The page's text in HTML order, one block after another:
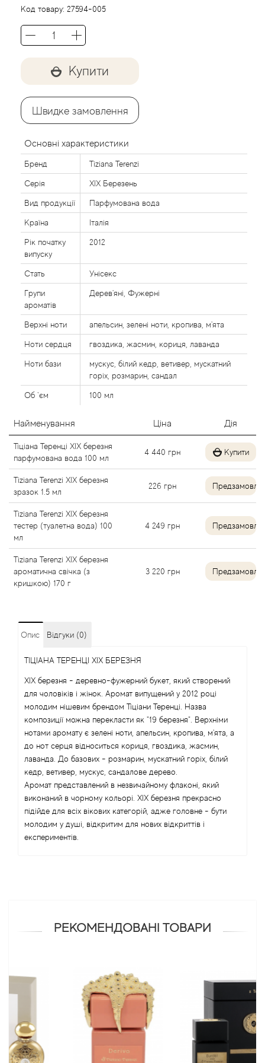
Код товару: 27594-005
Купити
Швидке замовлення
Основні характеристики
Бренд Tiziana Terenzi
Серія XIX Березень
Вид продукції Парфумована вода
Країна Італія
Рік початку
випуску
2012
Стать Унісекс
Групи
ароматів
Дерев'яні, Фужерні
Верхні ноти апельсин, зелені ноти, кропива, м'ята
Ноти сердця гвоздика, жасмин, кориця, лаванда
Ноти бази
мускус, білий кедр, ветивер, мускатний
горіх, розмарин, сандал
Об `єм 100 мл
Найменування Ціна Дія
Тіціана Теренці XIX березня
парфумована вода 100 мл
4 440 грн Купити
Tiziana Terenzi XIX березня
зразок 1.5 мл
226 грн
Tiziana Terenzi XIX березня
тестер (туалетна вода) 100
мл
4 249 грн
Tiziana Terenzi XIX березня
ароматична свічка (з
кришкою) 170 г
3 220 грн
Опис Відгуки (0)
ТІЦІАНА ТЕРЕНЦІ XIX БЕРЕЗНЯ
XIX березня - деревно-фужерний букет, який створений
для чоловіків і жінок. Аромат випущений у 2012 році
молодим нішевим брендом Тіціани Теренці. Назва
композиції можна перекласти як "19 березня". Верхніми
нотами аромату є зелені ноти, апельсин, кропива, м'ята, а
до нот серця відноситься кориця, гвоздика, жасмин,
лаванда. До базових - розмарин, мускатний горіх, білий
кедр, ветивер, мускус, сандалове дерево.
Аромат представлений в незвичайному флаконі, який
виконаний в чорному кольорі. XIX березня прекрасно
підійде для всіх вікових категорій, адже головне - бути
молодим у душі, відкритим для нових відкриттів і
експериментів.
РЕКОМЕНДОВАНІ ТОВАРИ
Agent Provocateur
Agonist
Aj Arabia (Widian)
Al Haramain
Al Jazeera
Alaia Paris
Alexander McQueen
Alexandre Barthet
Alexandre J
Alfred Dunhill
Alyssa Ashley
American Crew
Amouage
Amouroud
Andre L'Arom
Angel Schlesser
Anima Mundi
Annick Goutal
Antonia's Flowers
Antonio Banderas
Antonio Puig
Antonio Visconti
Ariana Grande
Armand Basi